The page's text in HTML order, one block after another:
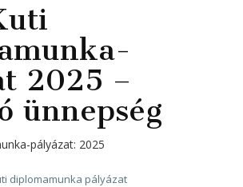
2025 –
ünnepség
pályázat: 2025
diplomamunka pályázat